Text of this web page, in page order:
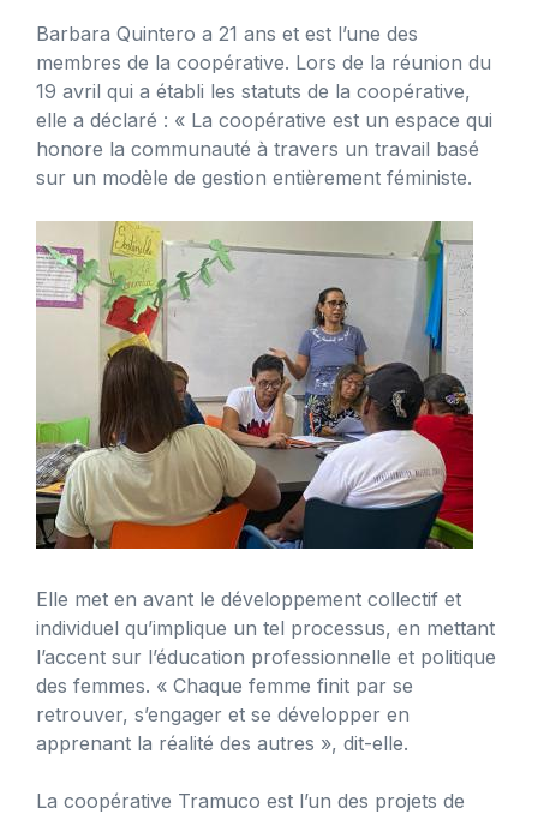
Barbara Quintero a 21 ans et est l’une des
membres de la coopérative. Lors de la réunion du
19 avril qui a établi les statuts de la coopérative,
elle a déclaré : « La coopérative est un espace qui
honore la communauté à travers un travail basé
sur un modèle de gestion entièrement féministe.
Elle met en avant le développement collectif et
individuel qu’implique un tel processus, en mettant
l’accent sur l’éducation professionnelle et politique
des femmes. « Chaque femme finit par se
retrouver, s’engager et se développer en
apprenant la réalité des autres », dit-elle.
La coopérative Tramuco est l’un des projets de